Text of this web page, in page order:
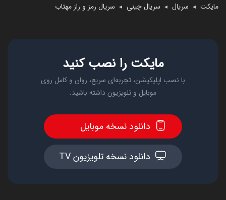
مایکت ◄ سریال ◄ سریال چینی ◄ سریال رمز و راز مهتاب
مایکت را نصب کنید
با نصب اپلیکیشن، تجربه‌ای سریع، روان و کامل روی
موبایل و تلویزیون داشته باشید.
دانلود نسخه موبایل
دانلود نسخه تلویزیون TV